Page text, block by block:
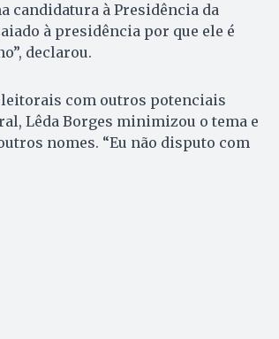
candidatura à Presidência da
à presidência por que ele é
declarou.
com outros potenciais
Lêda Borges minimizou o tema e
nomes. “Eu não disputo com